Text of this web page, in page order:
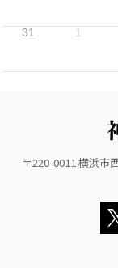
31 1
〒220-0011 横浜市